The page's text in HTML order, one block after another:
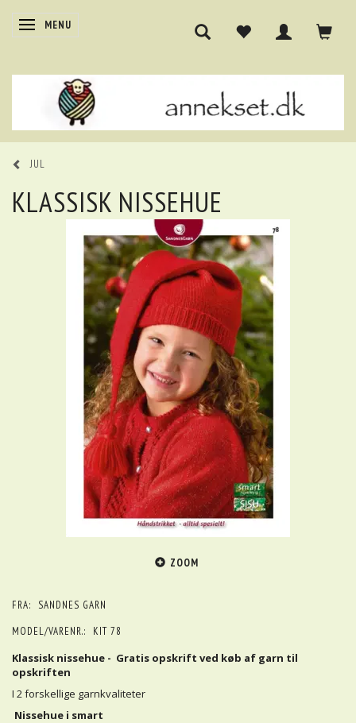
SKIFTE NAVIGATION
MENU
JUL
KLASSISK NISSEHUE
ZOOM
FRA:
SANDNES GARN
MODEL/VARENR.:
KIT 78
Klassisk nissehue - Gratis opskrift ved køb af garn til
opskriften
I 2 forskellige garnkvaliteter
Nissehue i smart